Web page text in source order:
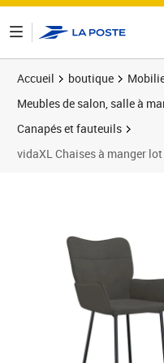
Accueil boutique
Meubles de salon, salle à
Canapés et fauteuils
vidaXL Chaises à manger